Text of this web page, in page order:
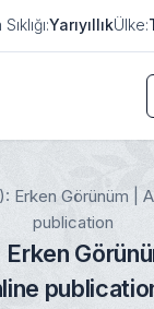
YarıyıllıkÜlke:
Erken Görünüm |
publication
Erken